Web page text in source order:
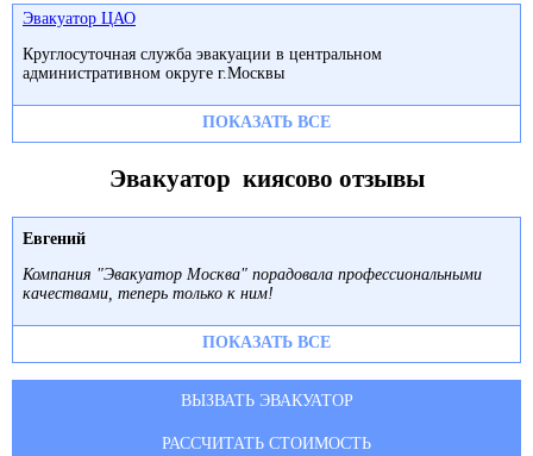
Эвакуатор ЦАО
Круглосуточная служба эвакуации в центральном
административном округе г.Москвы
ПОКАЗАТЬ ВСЕ
Эвакуатор киясово отзывы
Евгений
Компания "Эвакуатор Москва" порадовала профессиональными
качествами, теперь только к ним!
ПОКАЗАТЬ ВСЕ
ВЫЗВАТЬ ЭВАКУАТОР
РАССЧИТАТЬ СТОИМОСТЬ